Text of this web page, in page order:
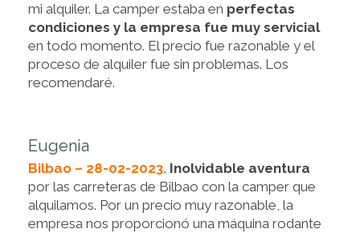
mi alquiler. La camper estaba en perfectas
condiciones y la empresa fue muy servicial
en todo momento. El precio fue razonable y el
proceso de alquiler fue sin problemas. Los
recomendaré.
Eugenia
Bilbao – 28-02-2023. Inolvidable aventura
por las carreteras de Bilbao con la camper que
alquilamos. Por un precio muy razonable, la
empresa nos proporcionó una máquina rodante